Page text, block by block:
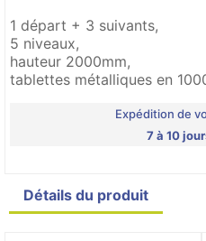
1 départ + 3 suivants,
5 niveaux,
hauteur 2000mm,
tablettes métalliques en
Expédition de
7 à 10
Détails du produit